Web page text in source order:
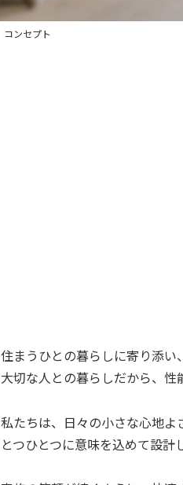
ホーム
コンセプト
住まうひとの暮らしに寄り添い
大切な人との暮らしだから、性
私たちは、日々の小さな心地
とつひとつに意味を込めて設計